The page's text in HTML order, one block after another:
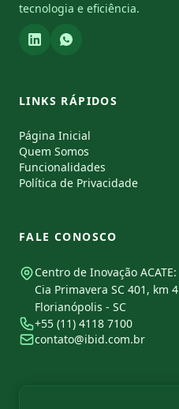
tecnologia e eficiência.
LINKS RÁPIDOS
Página Inicial
Quem Somos
Funcionalidades
Política de Privacidade
FALE CONOSCO
Centro de Inovação ACATE:
Cia Primavera SC 401, km 4
Florianópolis - SC
+55 (11) 4118 7100
contato@ibid.com.br